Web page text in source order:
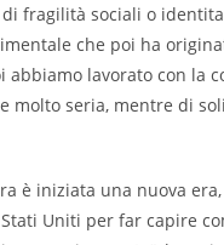
fragilità sociali o
che poi ha
abbiamo lavorato con la
molto seria, mentre di
è iniziata una nuova
Uniti per far capire